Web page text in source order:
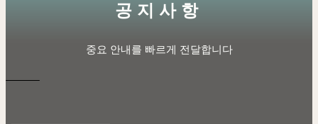
공지사항
중요 안내를 빠르게 전달합니다